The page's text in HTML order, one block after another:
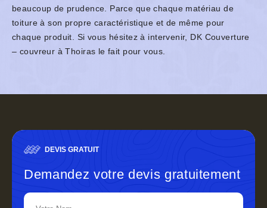
beaucoup de prudence. Parce que chaque matériau de
toiture à son propre caractéristique et de même pour
chaque produit. Si vous hésitez à intervenir, DK Couverture
– couvreur à Thoiras le fait pour vous.
DEVIS GRATUIT
Demandez votre devis gratuitement